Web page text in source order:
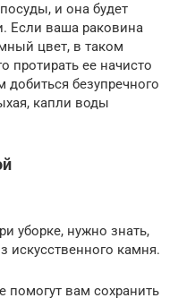
и она будет
Если ваша раковина
цвет, в таком
протирать ее начисто
безупречного
капли воды
уборке, нужно знать,
искусственного камня.
помогут вам сохранить